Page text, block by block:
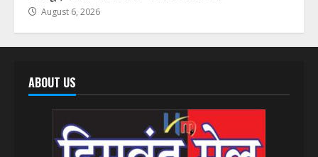
August 6, 2026
ABOUT US